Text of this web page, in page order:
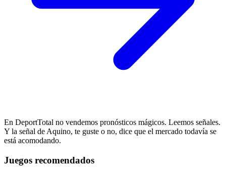
En DeportTotal no vendemos pronósticos mágicos. Leemos señales.
Y la señal de Aquino, te guste o no, dice que el mercado todavía se
está acomodando.
Juegos recomendados